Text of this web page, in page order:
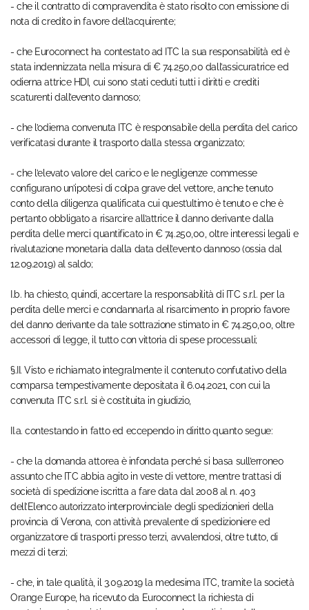
- che il contratto di compravendita è stato risolto con emissione di
nota di credito in favore dell’acquirente;
- che Euroconnect ha contestato ad ITC la sua responsabilità ed è
stata indennizzata nella misura di € 74.250,00 dall’assicuratrice ed
odierna attrice HDI, cui sono stati ceduti tutti i diritti e crediti
scaturenti dall’evento dannoso;
- che l’odierna convenuta ITC è responsabile della perdita del carico
verificatasi durante il trasporto dalla stessa organizzato;
- che l’elevato valore del carico e le negligenze commesse
configurano un’ipotesi di colpa grave del vettore, anche tenuto
conto della diligenza qualificata cui quest’ultimo è tenuto e che è
pertanto obbligato a risarcire all’attrice il danno derivante dalla
perdita delle merci quantificato in € 74.250,00, oltre interessi legali e
rivalutazione monetaria dalla data dell’evento dannoso (ossia dal
12.09.2019) al saldo;
I.b. ha chiesto, quindi, accertare la responsabilità di ITC s.r.l. per la
perdita delle merci e condannarla al risarcimento in proprio favore
del danno derivante da tale sottrazione stimato in € 74.250,00, oltre
accessori di legge, il tutto con vittoria di spese processuali;
§.II. Visto e richiamato integralmente il contenuto confutativo della
comparsa tempestivamente depositata il 6.04.2021, con cui la
convenuta ITC s.r.l. si è costituita in giudizio,
II.a. contestando in fatto ed eccependo in diritto quanto segue:
- che la domanda attorea è infondata perché si basa sull’erroneo
assunto che ITC abbia agito in veste di vettore, mentre trattasi di
società di spedizione iscritta a fare data dal 2008 al n. 403
dell’Elenco autorizzato interprovinciale degli spedizionieri della
provincia di Verona, con attività prevalente di spedizioniere ed
organizzatore di trasporti presso terzi, avvalendosi, oltre tutto, di
mezzi di terzi;
- che, in tale qualità, il 3.09.2019 la medesima ITC, tramite la società
Orange Europe, ha ricevuto da Euroconnect la richiesta di